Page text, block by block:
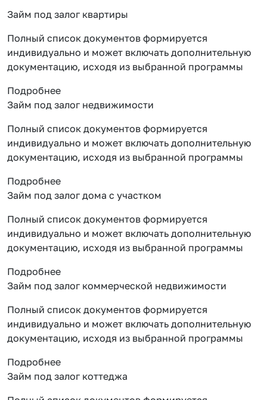
Займ под залог квартиры
Полный список документов формируется
индивидуально и может включать дополнительную
документацию, исходя из выбранной программы
Подробнее
Займ под залог недвижимости
Полный список документов формируется
индивидуально и может включать дополнительную
документацию, исходя из выбранной программы
Подробнее
Займ под залог дома с участком
Полный список документов формируется
индивидуально и может включать дополнительную
документацию, исходя из выбранной программы
Подробнее
Займ под залог коммерческой недвижимости
Полный список документов формируется
индивидуально и может включать дополнительную
документацию, исходя из выбранной программы
Подробнее
Займ под залог коттеджа